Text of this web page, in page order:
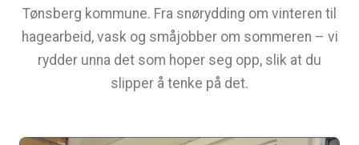
Tønsberg kommune. Fra snørydding om vinteren til
hagearbeid, vask og småjobber om sommeren – vi
rydder unna det som hoper seg opp, slik at du
slipper å tenke på det.